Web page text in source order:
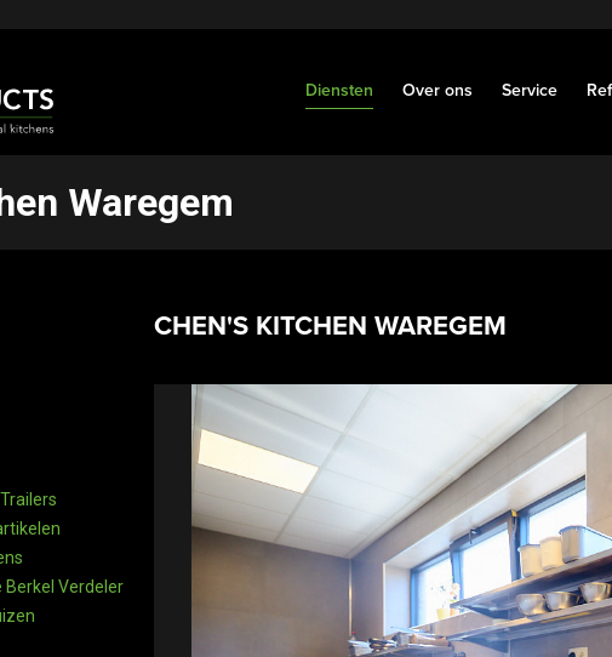
Diensten Over ons Service
Waregem
Berkel Verdeler
CHEN'S KITCHEN WAREGEM